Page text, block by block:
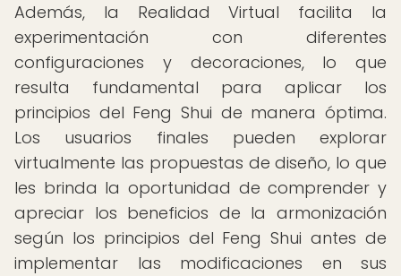
Además, la Realidad Virtual facilita la
experimentación con diferentes
configuraciones y decoraciones, lo que
resulta fundamental para aplicar los
principios del Feng Shui de manera óptima.
Los usuarios finales pueden explorar
virtualmente las propuestas de diseño, lo que
les brinda la oportunidad de comprender y
apreciar los beneficios de la armonización
según los principios del Feng Shui antes de
implementar las modificaciones en sus